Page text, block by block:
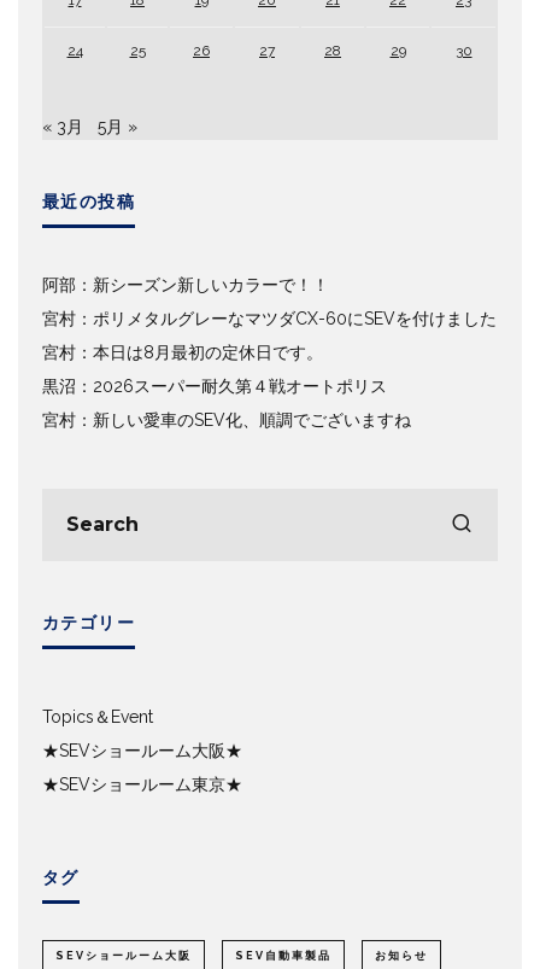
24 25 26 27 28 29 30
« 3月 5月 »
最近の投稿
阿部：新シーズン新しいカラーで！！
宮村：ポリメタルグレーなマツダCX-60にSEVを付けました
宮村：本日は8月最初の定休日です。
黒沼：2026スーパー耐久第４戦オートポリス
宮村：新しい愛車のSEV化、順調でございますね
カテゴリー
Topics＆Event
★SEVショールーム大阪★
★SEVショールーム東京★
タグ
SEVショールーム大阪 SEV自動車製品 お知らせ